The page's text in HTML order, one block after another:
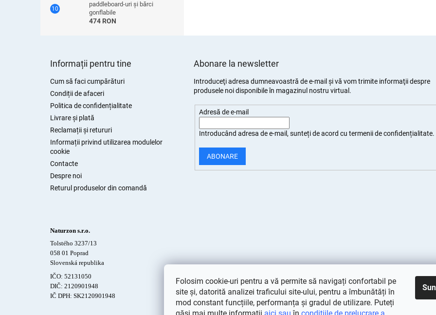
Folosim cookie-uri pentru a vă permite să navigați confortabil pe
site și, datorită analizei traficului site-ului, pentru a îmbunătăți în
mod constant funcțiile, performanța și gradul de utilizare. Puteți
paddleboard-uri și bărci
gonflabile
474 RON
Informații pentru tine
Cum să faci cumpărături
Condiții de afaceri
Politica de confidențialitate
Livrare și plată
Reclamații și retururi
Informații privind utilizarea modulelor
cookie
Contacte
Despre noi
Returul produselor din comandă
Abonare la newsletter
Introduceţi adresa dumneavoastră de e-mail şi vă vom trimite informaţii despre
produsele noi disponibile în magazinul nostru virtual.
Adresă de e-mail
Introducând adresa de e-mail, sunteți deacord cu termenii de confidențialitate.
ABONARE
Naturzon s.r.o.
Tolstého 3237/13
058 01 Poprad
Slovenská republika
IČO: 52131050
DIČ: 2120901948
IČ DPH: SK2120901948